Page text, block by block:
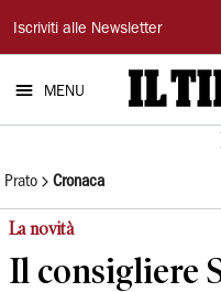
Il
Tirreno
Iscriviti alle Newsletter
MENU
Prato Cronaca
La novità
Il consigliere